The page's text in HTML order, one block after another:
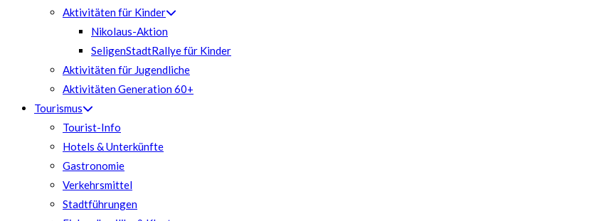
Aktivitäten für Kinder
Nikolaus-Aktion
SeligenStadtRallye für Kinder
Aktivitäten für Jugendliche
Aktivitäten Generation 60+
Tourismus
Tourist-Info
Hotels & Unterkünfte
Gastronomie
Verkehrsmittel
Stadtführungen